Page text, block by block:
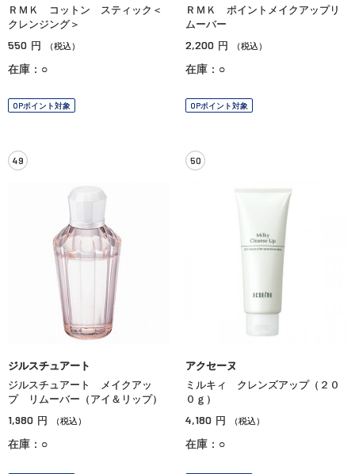
ＲＭＫ コットン スティック＜
クレンジング＞
550 円 （税込）
在庫：○
OPポイント対象
ＲＭＫ ポイントメイクアップリ
ムーバー
2,200 円 （税込）
在庫：○
OPポイント対象
49
ジルスチュアート
ジルスチュアート メイクアッ
プ リムーバー（アイ＆リップ）
1,980 円 （税込）
在庫：○
50
アクセーヌ
ミルキィ クレンズアップ（２０
０ｇ）
4,180 円 （税込）
在庫：○